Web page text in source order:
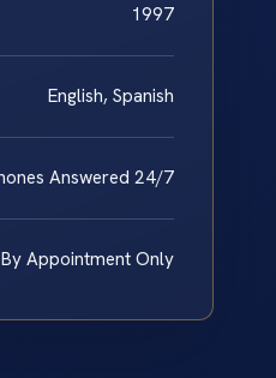
1997
English, Spanish
Answered 24/7
By Appointment Only